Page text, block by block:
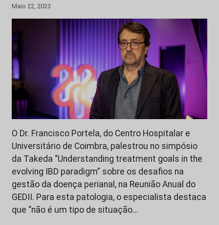
Maio 22, 2023
O Dr. Francisco Portela, do Centro Hospitalar e
Universitário de Coimbra, palestrou no simpósio
da Takeda “Understanding treatment goals in the
evolving IBD paradigm” sobre os desafios na
gestão da doença perianal, na Reunião Anual do
GEDII. Para esta patologia, o especialista destaca
que “não é um tipo de situação…